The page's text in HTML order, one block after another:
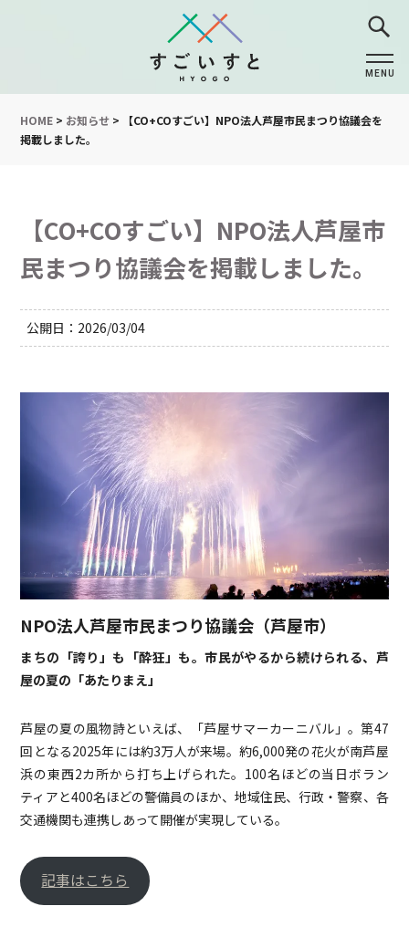
HOME > お知らせ >
【CO+COすごい】NPO法人芦屋市民まつり協議会を
掲載しました。
【CO+COすごい】NPO法人芦屋市
民まつり協議会を掲載しました。
公開日 2026/03/04
NPO法人芦屋市民まつり協議会（芦屋市）
まちの「誇り」も「酔狂」も。市民がやるから続けられる、芦
屋の夏の「あたりまえ」
芦屋の夏の風物詩といえば、「芦屋サマーカーニバル」。第47
回となる2025年には約3万人が来場。約6,000発の花火が南芦屋
浜の東西2カ所から打ち上げられた。100名ほどの当日ボラン
ティアと400名ほどの警備員のほか、地域住民、行政・警察、各
交通機関も連携しあって開催が実現している。
記事はこちら
MENU